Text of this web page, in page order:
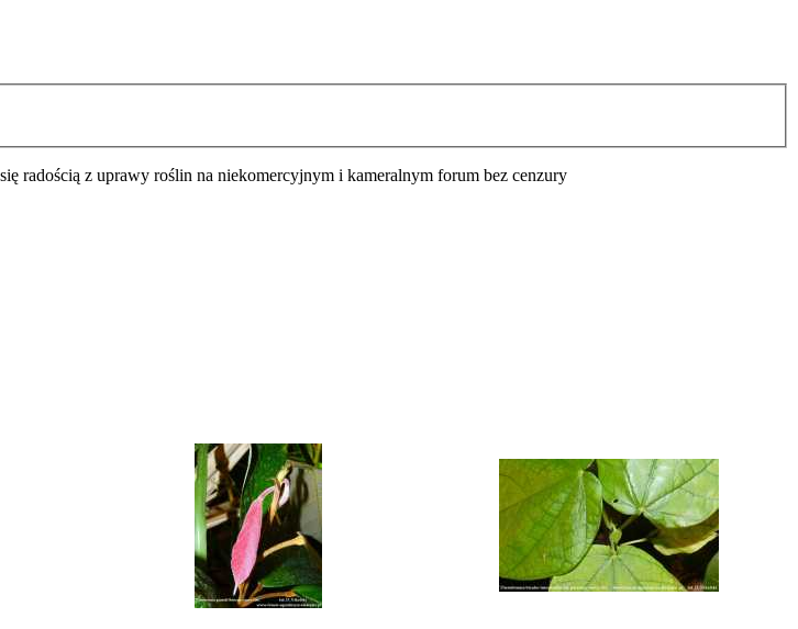
radością z uprawy roślin na niekomercyjnym i kameralnym forum bez cenzury